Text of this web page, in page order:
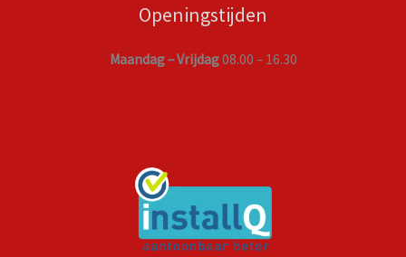
Openingstijden
Maandag – Vrijdag08.00 – 16.30